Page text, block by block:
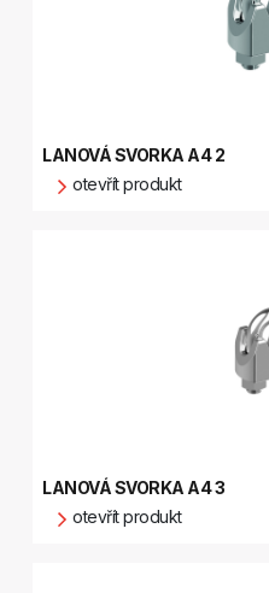
LANOVÁ SVORKA A4 2
otevřít produkt
LANOVÁ SVORKA A4 3
otevřít produkt